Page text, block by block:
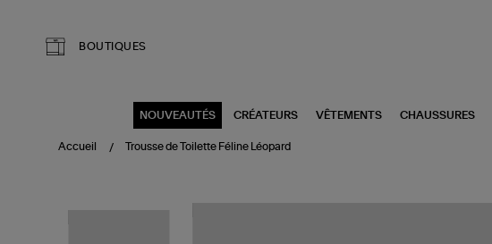
BOUTIQUES
NOUVEAUTÉS CRÉATEURS VÊTEMENTS CHAUSSURES
Accueil Trousse de Toilette Féline Léopard